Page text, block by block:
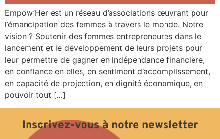
Empow’Her est un réseau d’associations œuvrant pour
l’émancipation des femmes à travers le monde. Notre
vision ? Soutenir des femmes entrepreneures dans le
lancement et le développement de leurs projets pour
leur permettre de gagner en indépendance financière,
en confiance en elles, en sentiment d’accomplissement,
en capacité de projection, en dignité économique, en
pouvoir tout […]
Inscrivez-vous à notre newsletter